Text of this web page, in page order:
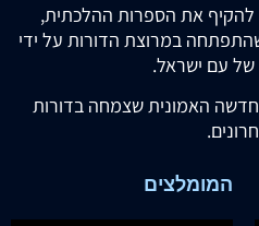
את הספרות ההלכתית,
במרוצת הדורות על ידי
של עם ישראל.
האמונית שצמחה בדורות
המומלצים